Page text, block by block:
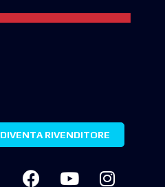
DIVENTA RIVENDITORE